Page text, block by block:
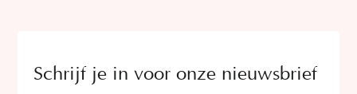
Schrijf je in voor onze nieuwsbrief